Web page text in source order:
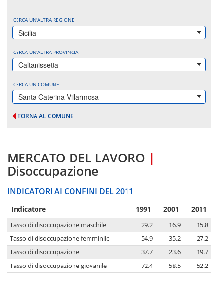
CERCA UN'ALTRA REGIONE
Sicilia
CERCA UN'ALTRA PROVINCIA
Caltanissetta
CERCA UN COMUNE
Santa Caterina Villarmosa
TORNA AL COMUNE
MERCATO DEL LAVORO |
Disoccupazione
INDICATORI AI CONFINI DEL 2011
Indicatore 1991 2001 2011
Tasso di disoccupazione maschile 29.2 16.9
15.8
Tasso di disoccupazione femminile
54.9 35.2
27.2
Tasso di disoccupazione
37.7 23.6
19.7
Tasso di disoccupazione giovanile
72.4 58.5 52.2